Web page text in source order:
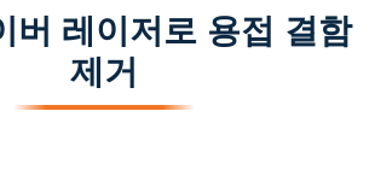
버 레이저로 용접 결함
제거